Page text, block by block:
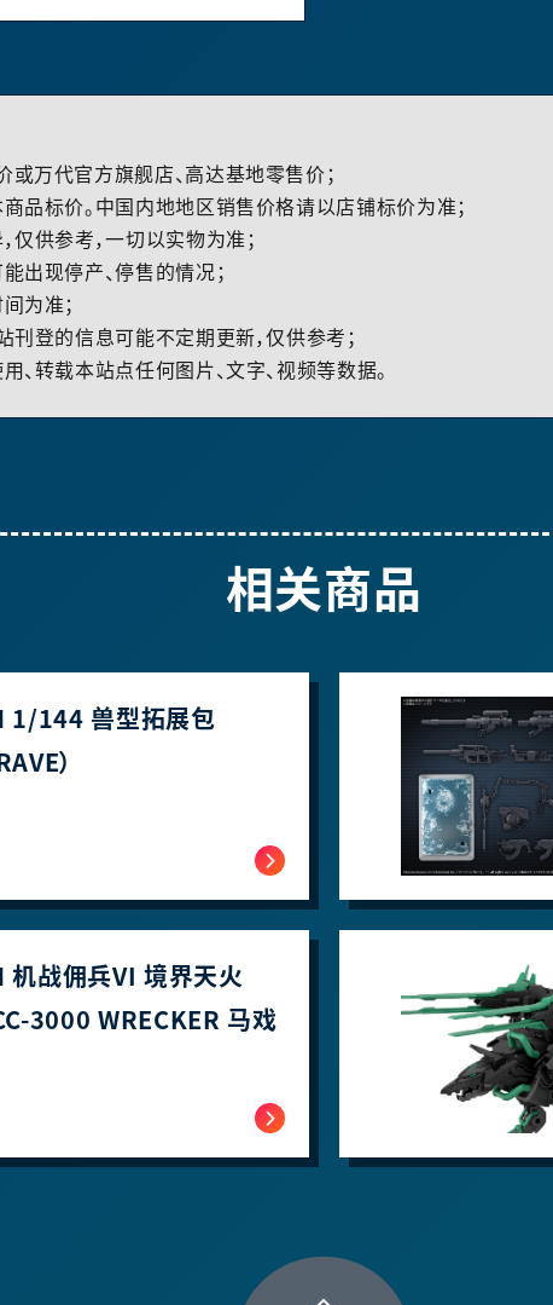
万代官方旗舰店、高达基地零售价；
品标价。中国内地地区销售价格请以店铺标价为准；
供参考，一切以实物为准；
出现停产、停售的情况；
为准；
登的信息可能不定期更新，仅供参考；
转载本站点任何图片、文字、视频等数据。
相关商品
1/144 兽型拓展包
）
机战佣兵VI 境界天火
3000 WRECKER 马戏